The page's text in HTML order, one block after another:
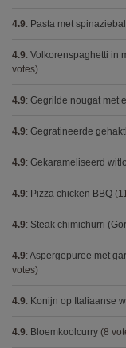
4.9: Pasta met
4.9: Volkorenspaghetti in
votes)
4.9: Gegrilde nougat met
4.9: Gegratineerde
4.9: Gekarameliseerd
4.9: Pizza chicken BBQ
4.9: Steak chimichurri
4.9: Aspergepuree met
votes)
4.9: Konijn op Italiaanse
4.9: Bloemkoolcurry (8